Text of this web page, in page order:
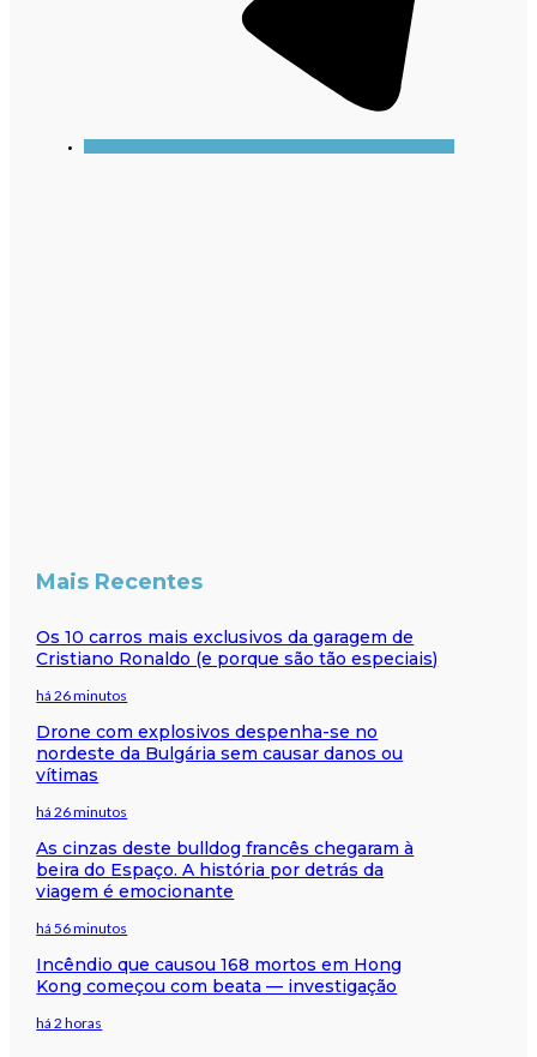
Mais Recentes
Os 10 carros mais exclusivos da garagem de
Cristiano Ronaldo (e porque são tão especiais)
há 26 minutos
Drone com explosivos despenha-se no
nordeste da Bulgária sem causar danos ou
vítimas
há 26 minutos
As cinzas deste bulldog francês chegaram à
beira do Espaço. A história por detrás da
viagem é emocionante
há 56 minutos
Incêndio que causou 168 mortos em Hong
Kong começou com beata — investigação
há 2 horas